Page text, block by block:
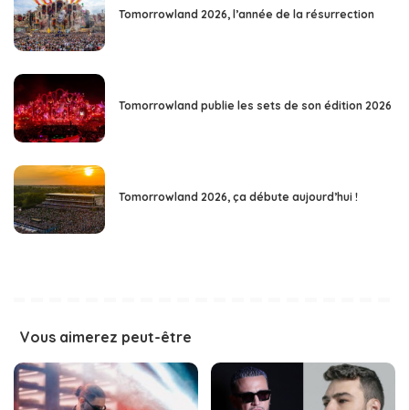
Tomorrowland 2026, l’année de la résurrection
Tomorrowland publie les sets de son édition 2026
Tomorrowland 2026, ça débute aujourd’hui !
Vous aimerez peut-être